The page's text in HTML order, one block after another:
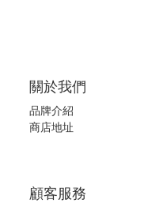
關於我們
品牌介紹
商店地址
顧客服務